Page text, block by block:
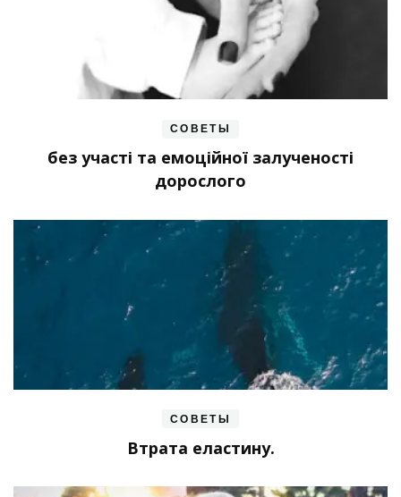
СОВЕТЫ
без участі та емоційної залученості
дорослого
СОВЕТЫ
Втрата еластину.